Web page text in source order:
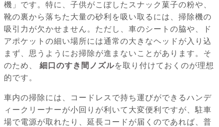
機」です。特に、子供がこぼしたスナック菓子の粉や、
靴の裏から落ちた大量の砂利を吸い取るには、掃除機の
吸引力が欠かせません。ただし、車のシートの脇や、ド
アポケットの細い場所には通常の大きなヘッドが入り込
まず、思うようにお掃除が進まないことがあります。そ
のため、
細口のすき間ノズルを取り付けておくのが理想
的です。
車内の掃除には、コードレスで持ち運びができるハンデ
ィークリーナーが小回りが利いて大変便利ですが、駐車
場で電源が取れたり、延長コードが届くのであれば、普